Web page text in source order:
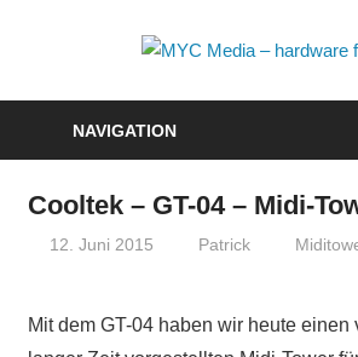
NAVIGATION
Cooltek – GT-04 – Midi-
12. Juni 2015 Patrick
Mit dem GT-04 haben wir heute einen